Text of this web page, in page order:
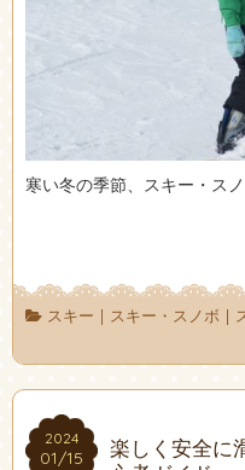
寒い冬の季節、スキー・ス
スキー | スキー・スノボ |
2024
01/15
2024
01/15
楽しく安全に